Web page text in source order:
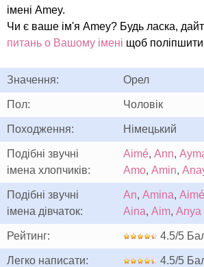
імені Amey.
Чи є ваше ім'я Amey? Будь ласка,
питань о Вашому імені щоб поліпшити
Значення: Орел
Пол: Чоловік
Походження: Німецький
Подібні звучні
імена хлопчиків:
Aimé, Ann,
Amo, Amin,
Подібні звучні
імена дівчаток:
An, Amina,
Aina, Aim, Anya
Рейтинг: 4.5/5
Легко написати: 4.5/5